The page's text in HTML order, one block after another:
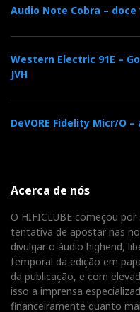
e
r
e
Audio Note Cobra – doce
Western Electric 91E –
JVH
DeVORE Fidelity Micr/O
Acerca de nós
O HIFICLUBE começou
tentativa de apostar nas
divulgar o áudio highend,
temporal da edição em
da publicação, e com
isso a imprensa
financeiramente quanto